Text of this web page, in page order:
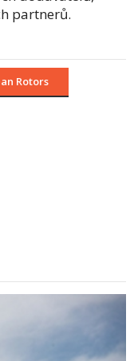
partnerů.
Rotors